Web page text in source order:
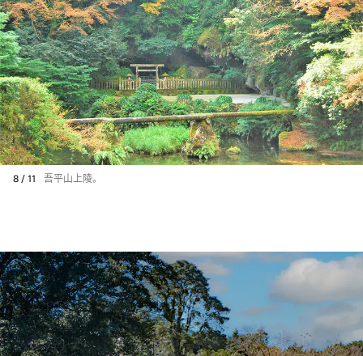
8 / 11 吾平山上陵。